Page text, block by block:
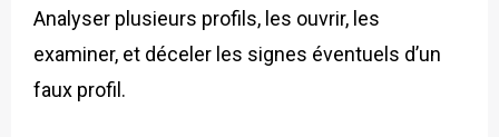
Analyser plusieurs profils, les ouvrir, les
examiner, et déceler les signes éventuels d’un
faux profil.